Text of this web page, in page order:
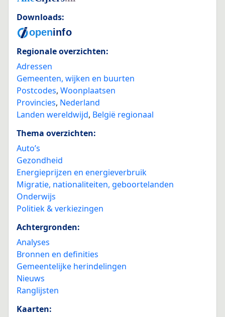
Downloads:
Regionale overzichten:
Adressen
Gemeenten, wijken en buurten
Postcodes, Woonplaatsen
Provincies, Nederland
Landen wereldwijd, België regionaal
Thema overzichten:
Auto’s
Gezondheid
Energieprijzen en energieverbruik
Migratie, nationaliteiten, geboortelanden
Onderwijs
Politiek & verkiezingen
Achtergronden:
Analyses
Bronnen en definities
Gemeentelijke herindelingen
Nieuws
Ranglijsten
Kaarten: